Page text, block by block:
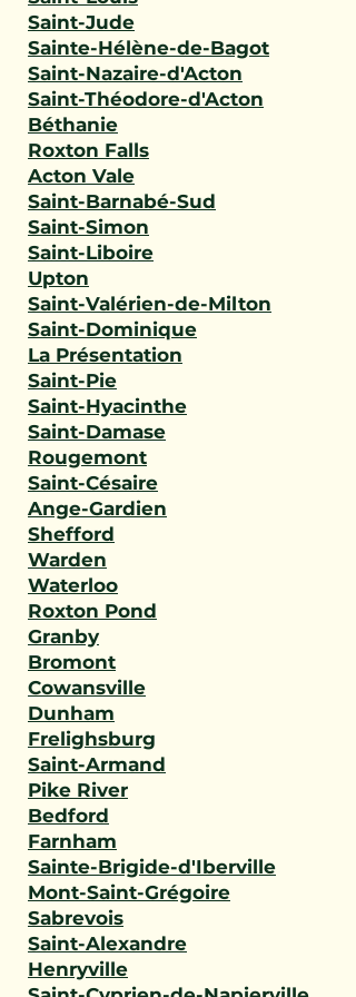
Saint-Jude
Sainte-Hélène-de-Bagot
Saint-Nazaire-d'Acton
Saint-Théodore-d'Acton
Béthanie
Roxton Falls
Acton Vale
Saint-Barnabé-Sud
Saint-Simon
Saint-Liboire
Upton
Saint-Valérien-de-Milton
Saint-Dominique
La Présentation
Saint-Pie
Saint-Hyacinthe
Saint-Damase
Rougemont
Saint-Césaire
Ange-Gardien
Shefford
Warden
Waterloo
Roxton Pond
Granby
Bromont
Cowansville
Dunham
Frelighsburg
Saint-Armand
Pike River
Bedford
Farnham
Sainte-Brigide-d'Iberville
Mont-Saint-Grégoire
Sabrevois
Saint-Alexandre
Henryville